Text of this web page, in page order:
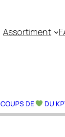
Assortiment
COUPS DE DU